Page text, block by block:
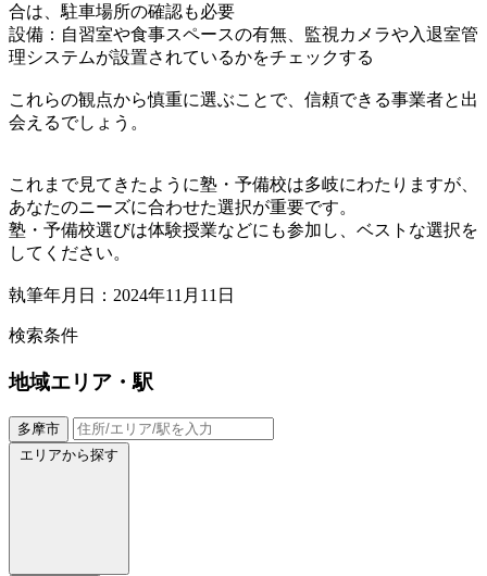
合は、駐車場所の確認も必要
設備：自習室や食事スペースの有無、監視カメラや入退室管
理システムが設置されているかをチェックする
これらの観点から慎重に選ぶことで、信頼できる事業者と出
会えるでしょう。
これまで見てきたように塾・予備校は多岐にわたりますが、
あなたのニーズに合わせた選択が重要です。
塾・予備校選びは体験授業などにも参加し、ベストな選択を
してください。
執筆年月日：2024年11月11日
検索条件
地域エリア・駅
多摩市
エリアから探す